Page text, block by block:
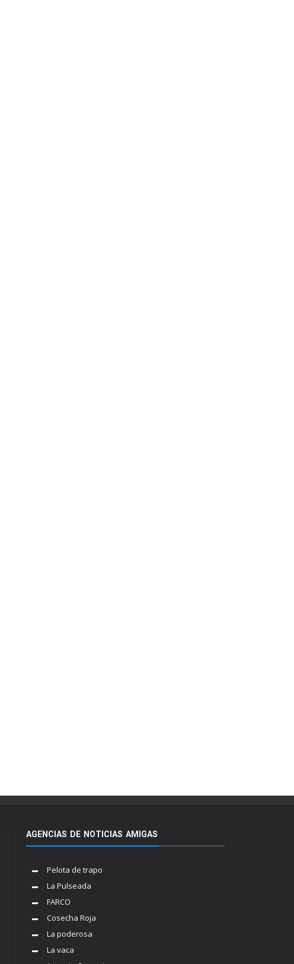
AGENCIAS DE NOTICIAS AMIGAS
Pelota de trapo
La Pulseada
FARCO
Cosecha Roja
La poderosa
La vaca